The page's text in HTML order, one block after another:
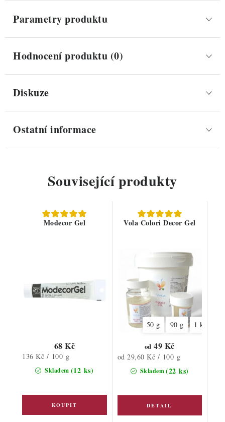
Parametry produktu
Hodnocení produktu (0)
Diskuze
Ostatní informace
Související produkty
Modecor Gel
Skladem (12 ks)
68 Kč
Měrná
cena:
136 Kč / 100 g
Vola Colori Decor Gel
50 g 90 g 1 kg
Skladem(22 ks)
od 49 Kč
Měrná
cena:
od 29,60 Kč / 100 g